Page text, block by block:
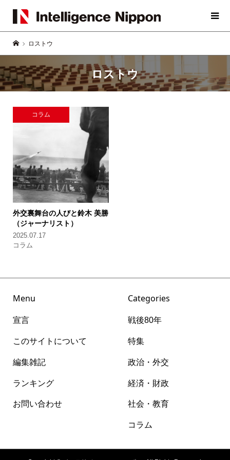
ロストウ
ロストウ
コラム
外交裏舞台の人びと鈴木 美勝
（ジャーナリスト）
2025.07.17
コラム
Menu
宣言
このサイトについて
編集雑記
ランキング
お問い合わせ
Categories
戦後80年
特集
政治・外交
経済・財政
社会・教育
コラム